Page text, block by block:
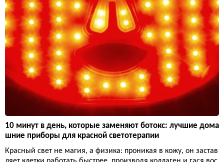
10 минут в день, которые заменяют ботокс: лучшие дома
шние приборы для красной светотерапии
Красный свет не магия, а физика: проникая в кожу, он застав